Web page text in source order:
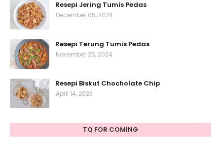
Resepi Jering Tumis Pedas
December 05, 2024
Resepi Terung Tumis Pedas
November 25, 2024
Resepi Biskut Chocholate Chip
April 14, 2023
TQ FOR COMING